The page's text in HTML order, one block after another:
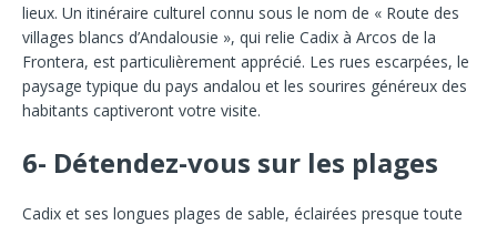
lieux. Un itinéraire culturel connu sous le nom de « Route des
villages blancs d’Andalousie », qui relie Cadix à Arcos de la
Frontera, est particulièrement apprécié. Les rues escarpées, le
paysage typique du pays andalou et les sourires généreux des
habitants captiveront votre visite.
6- Détendez-vous sur les plages
Cadix et ses longues plages de sable, éclairées presque toute